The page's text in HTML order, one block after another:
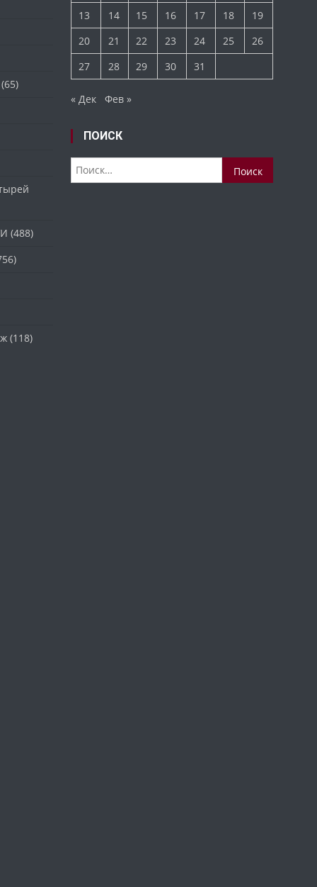
(65)
(488)
(118)
13
14 15 16 17 18
19
20
21 22 23 24 25
26
27
28 29 30 31
« Дек Фев »
ПОИСК
Найти: